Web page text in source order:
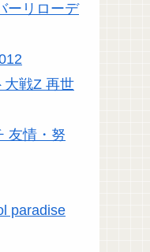
ーリローデ
大戦Z 再世
友情・努
paradise